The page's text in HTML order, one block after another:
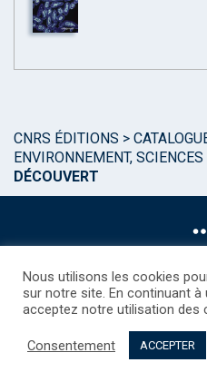
CNRS ÉDITIONS >
ENVIRONNEMENT,
DÉCOUVERT
©CNRS EDITIONS 2025
Droits étrangers / Foreign rights
Nous utilisons les cookies
sur notre site. En continuant
acceptez notre utilisation des
Consentement ACCEPTER